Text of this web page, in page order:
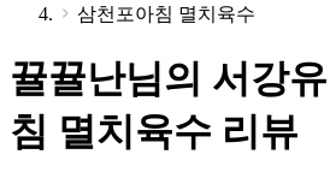
삼천포아침 멸치육수
뀰뀰난님의 서강
침 멸치육수 리뷰